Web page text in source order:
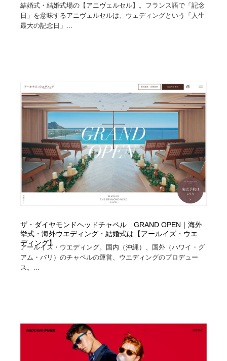
結婚式・結婚式場の【アニヴェルセル】。フランス語で「記念
日」を意味するアニヴェルセルは、ウェディングという「人生
最大の記念日」...
ザ・ダイヤモンドヘッドチャペル GRAND OPEN｜海外
挙式・海外ウエディング・結婚式は【アールイズ・ウエ
ディング】
アールイズ・ウエディング。国内（沖縄）、国外（ハワイ・グ
アム・バリ）のチャペルの運営、ウエディングのプロデュー
ス。...